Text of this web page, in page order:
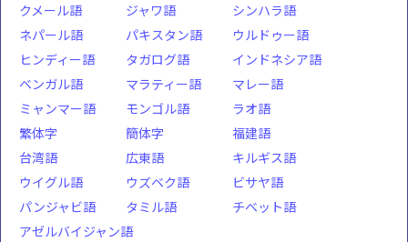
クメール語
ジャワ語
シンハラ語
ネパール語
パキスタン語
ウルドゥー語
ヒンディー語
タガログ語
インドネシア語
ベンガル語
マラティー語
マレー語
ミャンマー語
モンゴル語
ラオ語
繁体字
簡体字
福建語
台湾語
広東語
キルギス語
ウイグル語
ウズベク語
ビサヤ語
パンジャビ語
タミル語
チベット語
アゼルバイジャン語